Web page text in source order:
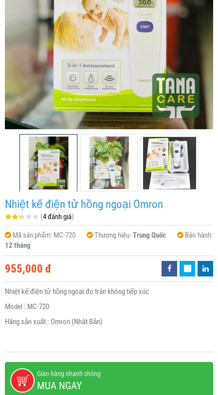
Nhiệt kế điện tử hồng ngoại Omron
(4 đánh giá)
Mã sản phẩm: MC-720 Thương hiệu: Trung Quốc
Bảo hành:
12 tháng
955,000 đ
Nhiệt kế điện tử hồng ngoại đo trán không tiếp xúc
Model : MC-720
Hãng sản xuất : Omron (Nhật Bản)
Giao hàng nhanh chóng
MUA NGAY